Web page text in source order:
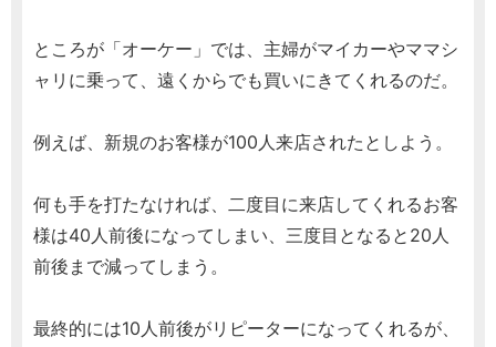
ところが「オーケー」では、主婦がマイカーやママシ
ャリに乗って、遠くからでも買いにきてくれるのだ。
例えば、新規のお客様が100人来店されたとしよう。
何も手を打たなければ、二度目に来店してくれるお客
様は40人前後になってしまい、三度目となると20人
前後まで減ってしまう。
最終的には10人前後がリピーターになってくれるが、